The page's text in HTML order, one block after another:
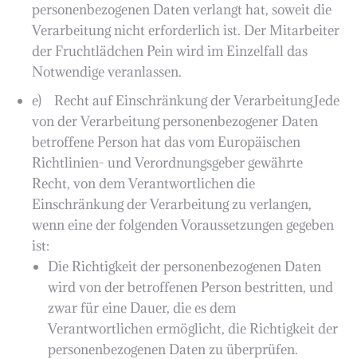
personenbezogenen Daten verlangt hat, soweit die
Verarbeitung nicht erforderlich ist. Der Mitarbeiter
der Fruchtlädchen Pein wird im Einzelfall das
Notwendige veranlassen.
e) Recht auf Einschränkung der VerarbeitungJede
von der Verarbeitung personenbezogener Daten
betroffene Person hat das vom Europäischen
Richtlinien- und Verordnungsgeber gewährte
Recht, von dem Verantwortlichen die
Einschränkung der Verarbeitung zu verlangen,
wenn eine der folgenden Voraussetzungen gegeben
ist:
Die Richtigkeit der personenbezogenen Daten
wird von der betroffenen Person bestritten, und
zwar für eine Dauer, die es dem
Verantwortlichen ermöglicht, die Richtigkeit der
personenbezogenen Daten zu überprüfen.